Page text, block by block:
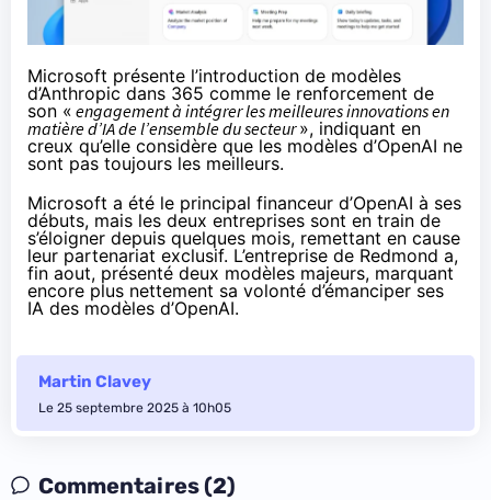
Microsoft présente l’introduction de modèles
d’Anthropic dans 365 comme le renforcement de
son « engagement à intégrer les meilleures innovations en
matière d’IA de l’ensemble du secteur», indiquant en
creux qu’elle considère que les modèles d’OpenAI ne
sont pas toujours les meilleurs.
Microsoft a été le principal financeur d’OpenAI à ses
débuts, mais les deux entreprises sont en train de
s’éloigner depuis quelques mois, remettant en cause
leur partenariat exclusif. L’entreprise de Redmond a,
fin aout, présenté deux modèles majeurs, marquant
encore plus nettement sa volonté d’émanciper ses
IA des modèles d’OpenAI.
Martin Clavey
Le 25 septembre 2025 à 10h05
Commentaires (2)